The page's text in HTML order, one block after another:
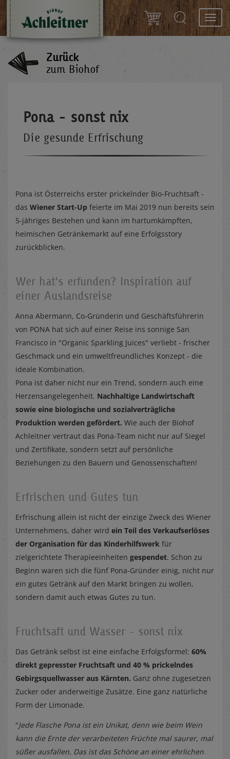
Zurück
zum Biohof
Pona - sonst nix
Die gesunde Erfrischung
Pona ist Österreichs erster prickelnder Bio-Fruchtsaft -
das Wiener Start-Up feierte im Mai 2019 nun bereits sein
5-jähriges Bestehen und kann im hartumkämpften,
heimischen Getränkemarkt auf eine Erfolgsstory
zurückblicken.
Wer hat's erfunden? Inspiration auf
einer Auslandsreise
Anna Abermann, Co-Gründerin und Geschäftsführerin
von PONA hat sich auf einer Reise ins sonnige San
Francisco in "Organic Sparkling Juices" verliebt - frischer
Geschmack und ein umweltfreundliches Konzept - die
ideale Kombination.
Pona ist daher nicht nur ein Trend, sondern auch eine
Herzensangelegenheit. Nachhaltige Landwirtschaft
sowie eine biologische und sozialverträgliche
Produktion werden gefördert. Wie auch der Biohof
Achleitner vertraut das Pona-Team nicht nur auf Siegel
und Zertifikate, sondern setzt auf persönliche
Beziehungen zu den Bauern und Genossenschaften!
Erfrischen und Gutes tun
Erfrischung allein ist nicht der einzige Zweck des Wiener
Unternehmens, daher wird ein Teil des Verkaufserlöses
der Organisation für das Kinderhilfswerk für
zielgerichtete Therapieeinheiten gespendet. Schon zu
Beginn waren sich die fünf Pona-Gründer einig, nicht nur
ein gutes Getränk auf den Markt bringen zu wollen,
sondern damit auch etwas Gutes zu tun.
Fruchtsaft und Wasser - sonst nix
Das Getränk selbst ist eine einfache Erfolgsformel: 60%
direkt gepresster Fruchtsaft und 40 % prickelndes
Gebirgsquellwasser aus Kärnten. Ganz ohne zugesetzen
Zucker oder anderweitige Zusätze. Eine ganz natürliche
Form der Limonade.
"Jede Flasche Pona ist ein Unikat, denn wie beim Wein
kann die Ernte der verarbeiteten Früchte mal saurer, mal
süßer ausfallen. Das ist das Schöne an einer ehrlichen